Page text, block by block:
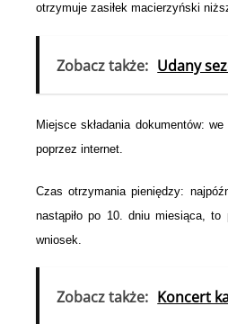
otrzymuje zasiłek macierzyński
Zobacz także: Udany
Miejsce składania dokumentów: we
poprzez internet.
Czas otrzymania pieniędzy:
nastąpiło po 10. dniu miesiąca, to
wniosek.
Zobacz także: Koncert